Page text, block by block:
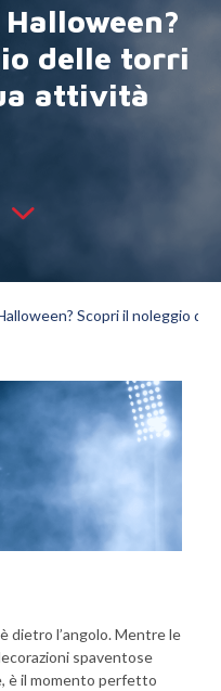
delle torri
attività
Scopri il noleggio
dietro l’angolo. Mentre le
spaventose
è il momento perfetto